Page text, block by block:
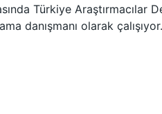
Türkiye Araştırmacılar
danışmanı olarak